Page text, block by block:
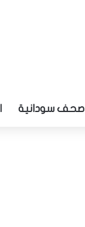
صحف سودانية